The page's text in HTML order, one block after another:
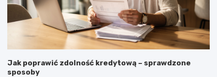
Jak poprawić zdolność kredytową – sprawdzone
sposoby